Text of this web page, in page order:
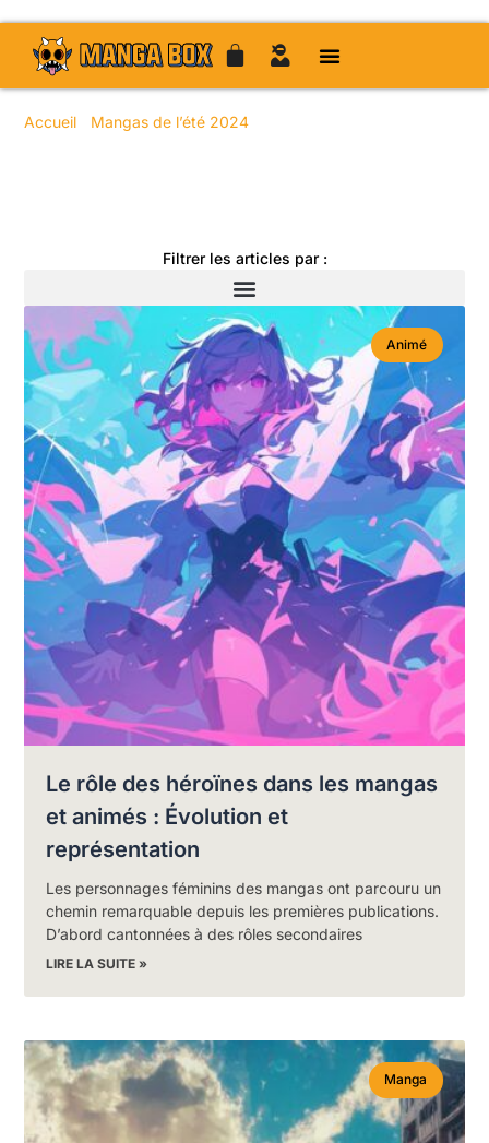
Accueil Mangas de l’été 2024
Filtrer les articles par :
Animé
Le rôle des héroïnes dans les mangas
et animés : Évolution et
représentation
Les personnages féminins des mangas ont parcouru un
chemin remarquable depuis les premières publications.
D’abord cantonnées à des rôles secondaires
LIRE LA SUITE »
Manga